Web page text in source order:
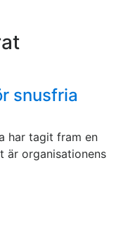
snusfria
har tagit fram en
är organisationens